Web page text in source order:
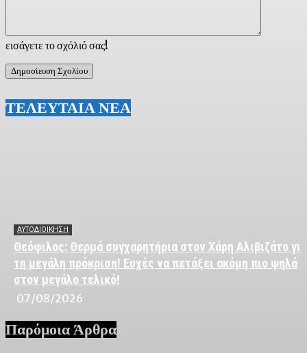
εισάγετε το σχόλιό σας!
ΤΕΛΕΥΤΑΙΑ ΝΕΑ
ΑΥΤΟΔΙΟΙΚΗΣΗ
Θεόφιλος: Θερμά συγχαρητήρια στον Χάρη Αλιβιζάτο για
τη μεγάλη πρόκριση! Ευχές να πετάξει ακόμη πιο ψηλά
στον μεγάλο τελικό!
07/08/2026
Παρόμοια Άρθρα